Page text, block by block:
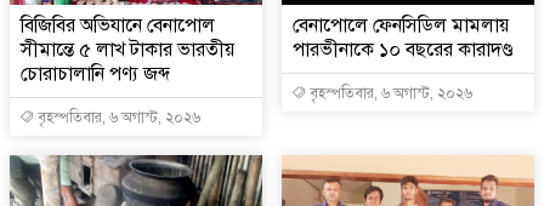
বিজিবির অভিযানে বেনাপোল
সীমান্তে ৫ লাখ টাকার ভারতীয়
চোরাচালানি পণ্য জব্দ
বৃহস্পতিবার, ৬ অগাস্ট, ২০২৬
বেনাপোলে ফেনসিডিল মামলায়
পারভীনাকে ১০ বছরের কারাদণ্ড
বৃহস্পতিবার, ৬ অগাস্ট, ২০২৬